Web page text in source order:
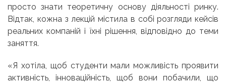
просто знати теоретичну основу діяльності ринку.
Відтак, кожна з лекцій містила в собі розгляди кейсів
реальних компаній і їхні рішення, відповідно до теми
заняття.
«Я хотіла, щоб студенти мали можливість проявити
активність, інноваційність, щоб вони побачили, що